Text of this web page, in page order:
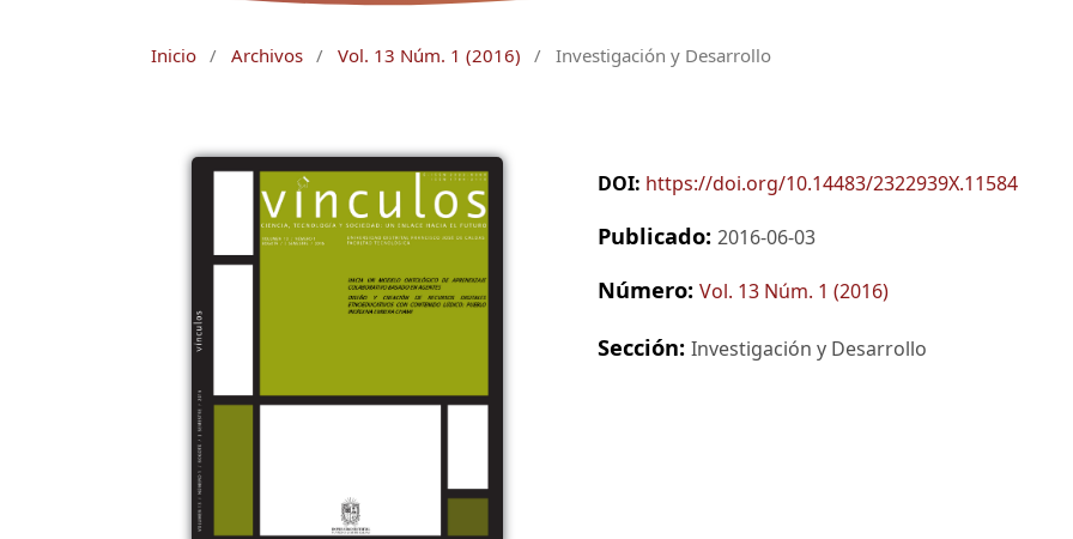
Inicio / Archivos / Vol. 13 Núm. 1 (2016) / Investigación y Desarrollo
DOI: https://doi.org/10.14483/2322939X.11584
Publicado: 2016-06-03
Número: Vol. 13 Núm. 1 (2016)
Sección: Investigación y Desarrollo